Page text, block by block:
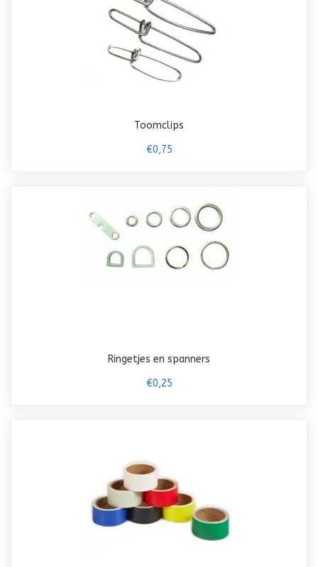
Toomclips
€0,75
Ringetjes en spanners
€0,25